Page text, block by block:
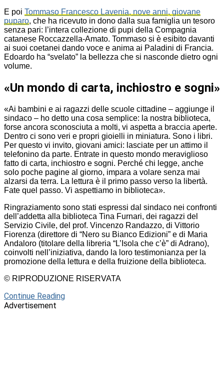
E poi Tommaso Francesco Lavenia, nove anni, giovane
puparo, che ha ricevuto in dono dalla sua famiglia un tesoro
senza pari: l’intera collezione di pupi della Compagnia
catanese Roccazzella-Amato. Tommaso si è esibito davanti
ai suoi coetanei dando voce e anima ai Paladini di Francia.
Edoardo ha “svelato” la bellezza che si nasconde dietro ogni
volume.
«Un mondo di carta, inchiostro e sogni»
«Ai bambini e ai ragazzi delle scuole cittadine – aggiunge il
sindaco – ho detto una cosa semplice: la nostra biblioteca,
forse ancora sconosciuta a molti, vi aspetta a braccia aperte.
Dentro ci sono veri e propri gioielli in miniatura. Sono i libri.
Per questo vi invito, giovani amici: lasciate per un attimo il
telefonino da parte. Entrate in questo mondo meraviglioso
fatto di carta, inchiostro e sogni. Perché chi legge, anche
solo poche pagine al giorno, impara a volare senza mai
alzarsi da terra. La lettura è il primo passo verso la libertà.
Fate quel passo. Vi aspettiamo in biblioteca».
Ringraziamento sono stati espressi dal sindaco nei confronti
dell’addetta alla biblioteca Tina Furnari, dei ragazzi del
Servizio Civile, del prof. Vincenzo Randazzo, di Vittorio
Fiorenza (direttore di “Nero su Bianco Edizioni” e di Maria
Andaloro (titolare della libreria “L’Isola che c’è” di Adrano),
coinvolti nell’iniziativa, dando la loro testimonianza per la
promozione della lettura e della fruizione della biblioteca.
© RIPRODUZIONE RISERVATA
Continue Reading
Advertisement